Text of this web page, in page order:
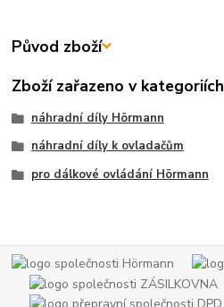
Původ zboží
Zboží zařazeno v kategoriích
náhradní díly Hörmann
náhradní díly k ovladačům
pro dálkové ovládání Hörmann